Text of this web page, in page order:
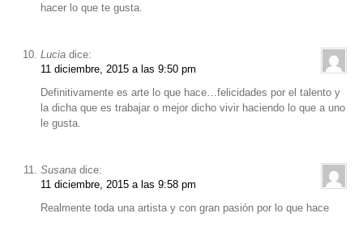
hacer lo que te gusta.
Lucia dice:
11 diciembre, 2015 a las 9:50 pm
Definitivamente es arte lo que hace…felicidades por el talento y
la dicha que es trabajar o mejor dicho vivir haciendo lo que a uno
le gusta.
Susana dice:
11 diciembre, 2015 a las 9:58 pm
Realmente toda una artista y con gran pasión por lo que hace